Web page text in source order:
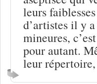
leurs
d’artistes il y
mineures,
pour autant.
leur répertoire,